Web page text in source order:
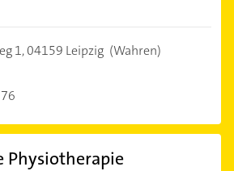
1,04159 Leipzig (Wahren)
Physiotherapie